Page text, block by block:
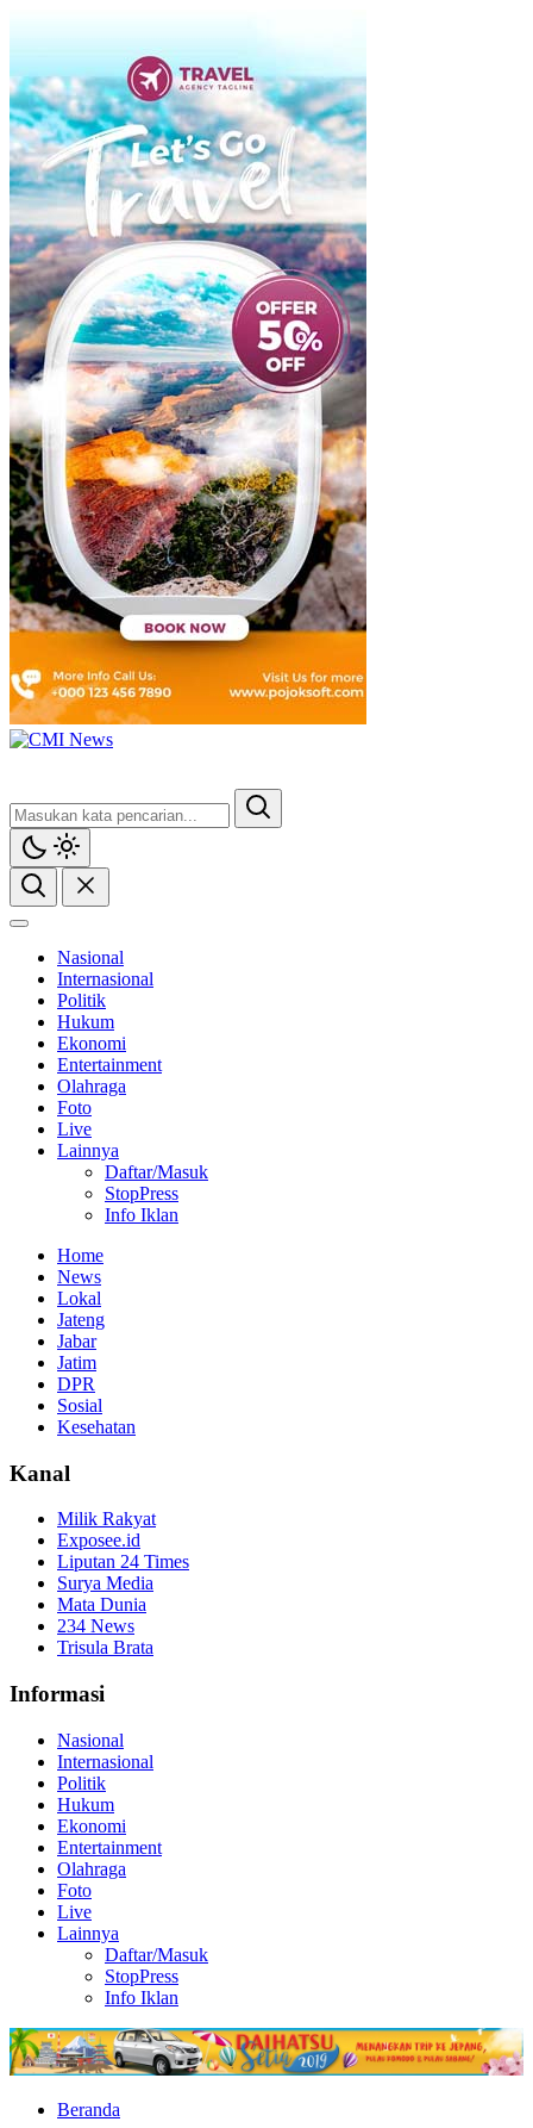
Nasional
Internasional
Politik
Hukum
Ekonomi
Entertainment
Olahraga
Foto
Live
Lainnya
Daftar/Masuk
StopPress
Info Iklan
Home
News
Lokal
Jateng
Jabar
Jatim
DPR
Sosial
Kesehatan
Kanal
Milik Rakyat
Exposee.id
Liputan 24 Times
Surya Media
Mata Dunia
234 News
Trisula Brata
Informasi
Nasional
Internasional
Politik
Hukum
Ekonomi
Entertainment
Olahraga
Foto
Live
Lainnya
Daftar/Masuk
StopPress
Info Iklan
Beranda